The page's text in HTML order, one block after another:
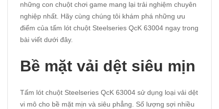
những con chuột chơi game mang lại trải nghiệm chuyên
nghiệp nhất. Hãy cùng chúng tôi khám phá những ưu
điểm của tấm lót chuột Steelseries QcK 63004 ngay trong
bài viết dưới đây.
Bề mặt vải dệt siêu mịn
Tấm lót chuột Steelseries QcK 63004 sử dụng loại vải dệt
vi mô cho bề mặt mịn và siêu phẳng. Số lượng sợi nhiều